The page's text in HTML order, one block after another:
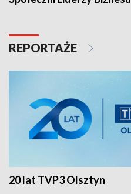
REPORTAŻE
20 lat TVP3 Olsztyn